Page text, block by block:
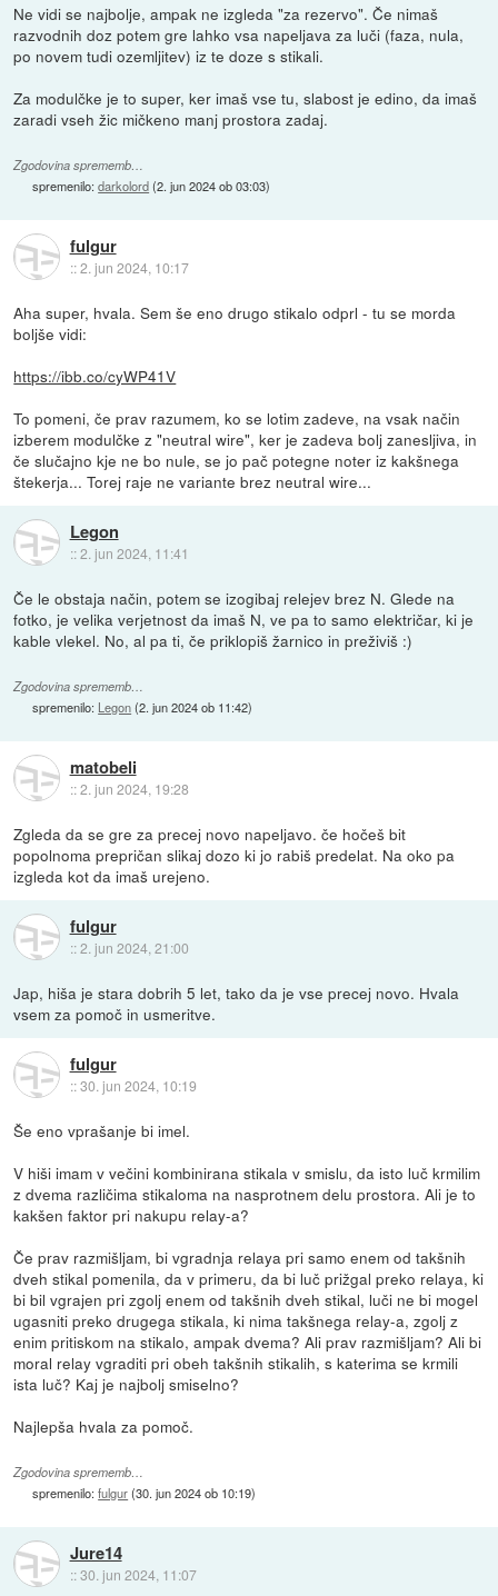
Ne vidi se najbolje, ampak ne izgleda "za rezervo". Če nimaš
razvodnih doz potem gre lahko vsa napeljava za luči (faza, nula,
po novem tudi ozemljitev) iz te doze s stikali.
Za modulčke je to super, ker imaš vse tu, slabost je edino, da imaš
zaradi vseh žic mičkeno manj prostora zadaj.
Zgodovina sprememb…
spremenilo:darkolord(2. jun 2024 ob 03:03)
fulgur
::2. jun 2024, 10:17
Aha super, hvala. Sem še eno drugo stikalo odprl - tu se morda
boljše vidi:
https://ibb.co/cyWP41V
To pomeni, če prav razumem, ko se lotim zadeve, na vsak način
izberem modulčke z "neutral wire", ker je zadeva bolj zanesljiva, in
če slučajno kje ne bo nule, se jo pač potegne noter iz kakšnega
štekerja... Torej raje ne variante brez neutral wire...
Legon
::2. jun 2024, 11:41
Če le obstaja način, potem se izogibaj relejev brez N. Glede na
fotko, je velika verjetnost da imaš N, ve pa to samo električar, ki je
kable vlekel. No, al pa ti, če priklopiš žarnico in preživiš :)
Zgodovina sprememb…
spremenilo: Legon(2. jun 2024 ob 11:42)
matobeli
::2. jun 2024, 19:28
Zgleda da se gre za precej novo napeljavo. če hočeš bit
popolnoma prepričan slikaj dozo ki jo rabiš predelat. Na oko pa
izgleda kot da imaš urejeno.
fulgur
::2. jun 2024, 21:00
Jap, hiša je stara dobrih 5 let, tako da je vse precej novo. Hvala
vsem za pomoč in usmeritve.
fulgur
::30. jun 2024, 10:19
Še eno vprašanje bi imel.
V hiši imam v večini kombinirana stikala v smislu, da isto luč krmilim
z dvema različima stikaloma na nasprotnem delu prostora. Ali je to
kakšen faktor pri nakupu relay-a?
Če prav razmišljam, bi vgradnja relaya pri samo enem od takšnih
dveh stikal pomenila, da v primeru, da bi luč prižgal preko relaya, ki
bi bil vgrajen pri zgolj enem od takšnih dveh stikal, luči ne bi mogel
ugasniti preko drugega stikala, ki nima takšnega relay-a, zgolj z
enim pritiskom na stikalo, ampak dvema? Ali prav razmišljam? Ali bi
moral relay vgraditi pri obeh takšnih stikalih, s katerima se krmili
ista luč? Kaj je najbolj smiselno?
Najlepša hvala za pomoč.
Zgodovina sprememb…
spremenilo:fulgur(30. jun 2024 ob 10:19)
Jure14
::30. jun 2024, 11:07